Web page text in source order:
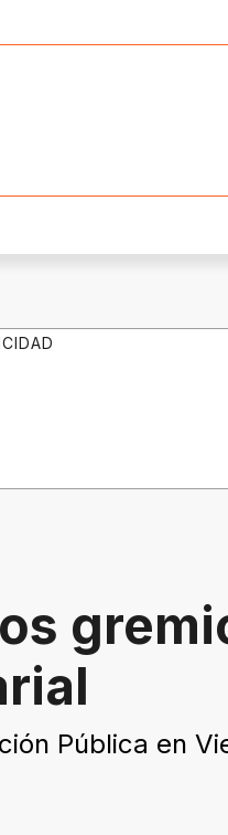
Pública en